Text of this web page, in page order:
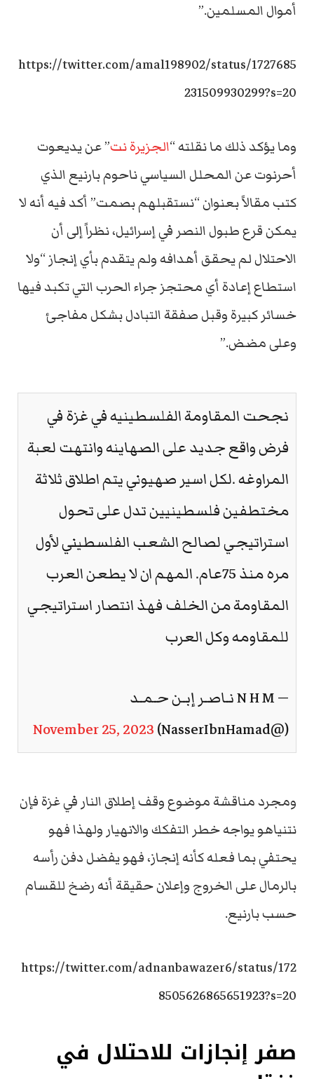
أموال المسلمين.”
https://twitter.com/amal198902/status/1727685
231509930299?s=20
وما يؤكد ذلك ما نقلته “الجزيرة نت” عن يديعوت
أحرنوت عن المحلل السياسي ناحوم بارنيع الذي
كتب مقالاً بعنوان “نستقبلهم بصمت” أكد فيه أنه لا
يمكن قرع طبول النصر في إسرائيل، نظراً إلى أن
الاحتلال لم يحقق أهدافه ولم يتقدم بأي إنجاز “ولا
استطاع إعادة أي محتجز جراء الحرب التي تكبد فيها
خسائر كبيرة وقبل صفقة التبادل بشكل مفاجئ
وعلى مضض.”
نجحت المقاومة الفلسطينيه في غزة في
فرض واقع جديد على الصهاينه وانتهت لعبة
المراوغه .لكل اسير صهيوني يتم اطلاق ثلاثة
مختطفين فلسطينيين تدل على تحول
استراتيجي لصالح الشعب الفلسطيني لأول
مره منذ 75عام. المهم ان لا يطعن العرب
المقاومة من الخلف فهذ انتصار استراتيجي
للمقاومه وكل العرب
— N H M نـاصـر إبـن حـمـد
(@NasserIbnHamad)
November 25, 2023
ومجرد مناقشة موضوع وقف إطلاق النار في غزة فإن
نتنياهو يواجه خطر التفكك والانهيار ولهذا فهو
يحتفي بما فعله كأنه إنجاز، فهو يفضل دفن رأسه
بالرمال على الخروج وإعلان حقيقة أنه رضخ للقسام
حسب بارنيع.
https://twitter.com/adnanbawazer6/status/172
8505626865651923?s=20
صفر إنجازات للاحتلال في